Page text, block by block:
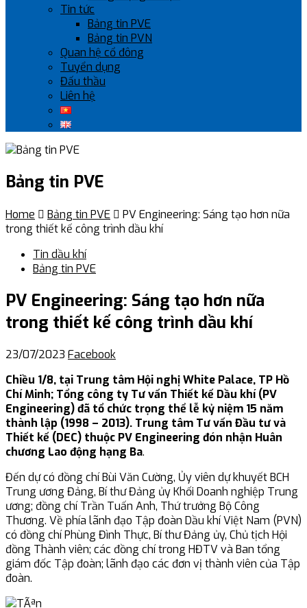
Tin tức
Bảng tin PVE
Bảng tin PVN
Quan hệ cổ đông
Tuyển dụng
Đấu thầu
Liên hệ
Bảng tin PVE
Home  Bảng tin PVE  PV Engineering: Sáng tạo hơn nữa
trong thiết kế công trình dầu khí
Tin dầu khí
Bảng tin PVE
PV Engineering: Sáng tạo hơn nữa
trong thiết kế công trình dầu khí
23/07/2023 Facebook
Chiều 1/8, tại Trung tâm Hội nghị White Palace, TP Hồ
Chí Minh; Tổng công ty Tư vấn Thiết kế Dầu khí (PV
Engineering) đã tổ chức trọng thể lễ kỷ niệm 15 năm
thành lập (1998 – 2013). Trung tâm Tư vấn Đầu tư và
Thiết kế (DEC) thuộc PV Engineering đón nhận Huân
chương Lao động hạng Ba.
Đến dự có đồng chí Bùi Văn Cường, Ủy viên dự khuyết BCH
Trung ương Đảng, Bí thư Đảng ủy Khối Doanh nghiệp Trung
ương; đồng chí Trần Tuấn Anh, Thứ trưởng Bộ Công
Thương. Về phía lãnh đạo Tập đoàn Dầu khí Việt Nam (PVN)
có đồng chí Phùng Đình Thực, Bí thư Đảng ủy, Chủ tịch Hội
đồng Thành viên; các đồng chí trong HĐTV và Ban tổng
giám đốc Tập đoàn; lãnh đạo các đơn vị thành viên của Tập
đoàn.